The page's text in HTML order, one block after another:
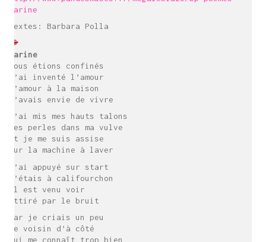
carine
Textes: Barbara Polla
Carine
Nous étions confinés
J’ai inventé l’amour
L’amour à la maison
J’avais envie de vivre
J’ai mis mes hauts talons
Mes perles dans ma vulve
Et je me suis assise
Sur la machine à laver
J’ai appuyé sur start
J’étais à califourchon
Il est venu voir
Attiré par le bruit
Car je criais un peu
Le voisin d’à côté
Qui me connaît trop bien